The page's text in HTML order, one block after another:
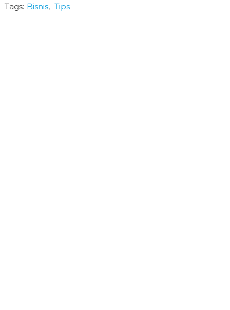
Tags: Bisnis, Tips